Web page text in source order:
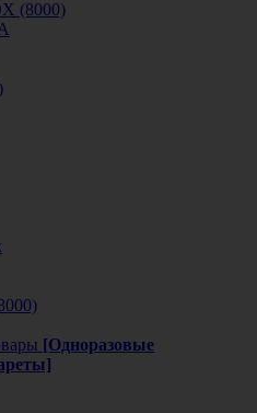
(8000)
[Одноразовые